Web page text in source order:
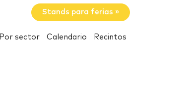
Stands para ferias »
Por sector Calendario Recintos